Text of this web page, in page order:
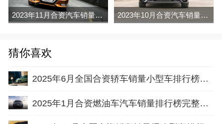
2023年11月合资汽车销量排行榜完整版名单(零售量 2023年10月合资汽车销量排行榜完整版名单(零售量
猜你喜欢
2025年6月全国合资轿车销量小型车排行榜完整版(批发量
2025年1月合资燃油车汽车销量排行榜完整版名单(出口量